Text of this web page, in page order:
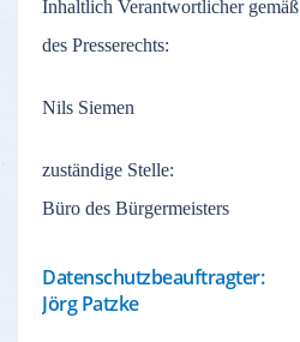
Inhaltlich Verantwortlicher gemäß
des Presserechts:
Nils Siemen
zuständige Stelle:
Büro des Bürgermeisters
Datenschutzbeauftragter:
Jörg Patzke